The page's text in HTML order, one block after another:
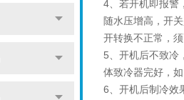
4、若开机即报警
随水压增高，开
开转换不正常，
5、开机后不致冷
体致冷器完好，
6、开机后制冷效